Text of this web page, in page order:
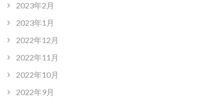
2023年2月
2023年1月
2022年12月
2022年11月
2022年10月
2022年9月